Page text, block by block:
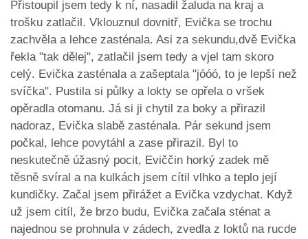
Přistoupil jsem tedy k ní, nasadil žaluda na kraj a
trošku zatlačil. Vklouznul dovnitř, Evička se trochu
zachvěla a lehce zasténala. Asi za sekundu,dvě Evička
řekla "tak dělej", zatlačil jsem tedy a vjel tam skoro
celý. Evička zasténala a zašeptala "jóóó, to je lepší než
svíčka". Pustila si půlky a lokty se opřela o vršek
opěradla otomanu. Já si ji chytil za boky a přirazil
nadoraz, Evička slabě zasténala. Pár sekund jsem
počkal, lehce povytáhl a zase přirazil. Byl to
neskutečně úžasný pocit, Eviččin horký zadek mě
těsně svíral a na kulkách jsem cítil vlhko a teplo její
kundičky. Začal jsem přirážet a Evička vzdychat. Když
už jsem citíl, že brzo budu, Evička začala sténat a
najednou se prohnula v zádech, zvedla z loktů na rucde